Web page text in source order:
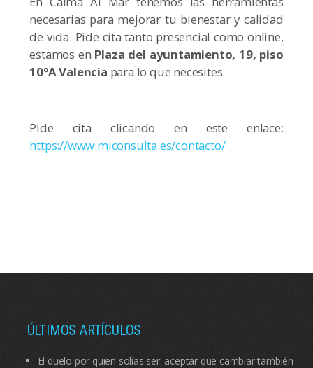
necesarias para mejorar tu bienestar y calidad
de vida. Pide cita tanto presencial como online,
estamos en Plaza del ayuntamiento, 19, piso
10ºA Valencia para lo que necesites.
Pide cita clicando en este enlace:
https://www.miconsulta.es/contacto/
ÚLTIMOS ARTÍCULOS
El duelo por quien solías ser: aceptar que cambiar también